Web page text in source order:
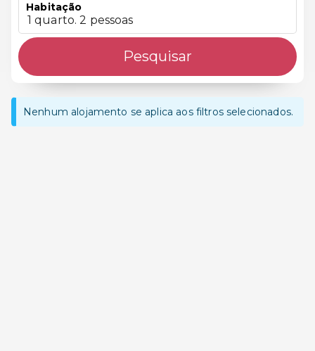
Habitação
1 quarto. 2 pessoas
Pesquisar
Nenhum alojamento se aplica aos filtros selecionados.